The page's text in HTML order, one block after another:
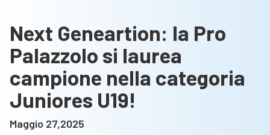
Next Geneartion: la Pro
Palazzolo si laurea
campione nella categoria
Juniores U19!
Maggio 27,2025